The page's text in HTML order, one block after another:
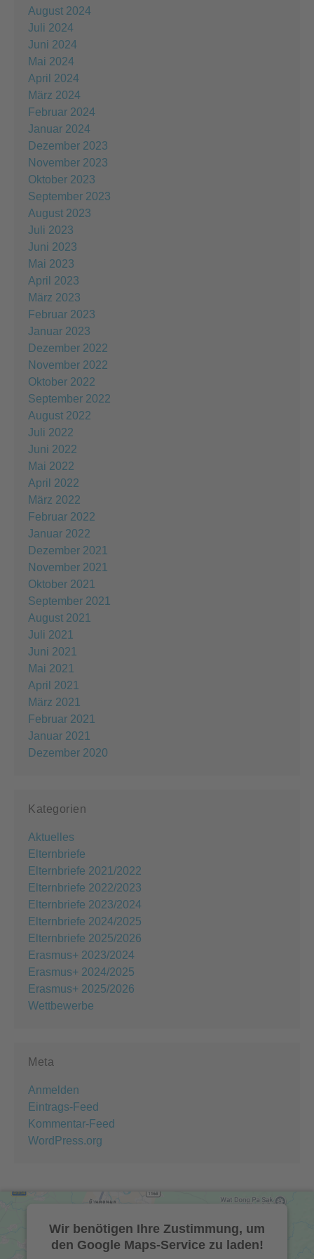
August 2024
Juli 2024
Juni 2024
Mai 2024
April 2024
März 2024
Februar 2024
Januar 2024
Dezember 2023
November 2023
Oktober 2023
September 2023
August 2023
Juli 2023
Juni 2023
Mai 2023
April 2023
März 2023
Februar 2023
Januar 2023
Dezember 2022
November 2022
Oktober 2022
September 2022
August 2022
Juli 2022
Juni 2022
Mai 2022
April 2022
März 2022
Februar 2022
Januar 2022
Dezember 2021
November 2021
Oktober 2021
September 2021
August 2021
Juli 2021
Juni 2021
Mai 2021
April 2021
März 2021
Februar 2021
Januar 2021
Dezember 2020
Kategorien
Aktuelles
Elternbriefe
Elternbriefe 2021/2022
Elternbriefe 2022/2023
Elternbriefe 2023/2024
Elternbriefe 2024/2025
Elternbriefe 2025/2026
Erasmus+ 2023/2024
Erasmus+ 2024/2025
Erasmus+ 2025/2026
Wettbewerbe
Meta
Anmelden
Eintrags-Feed
Kommentar-Feed
WordPress.org
Wir benötigen Ihre Zustimmung, um
den Google Maps-Service zu laden!